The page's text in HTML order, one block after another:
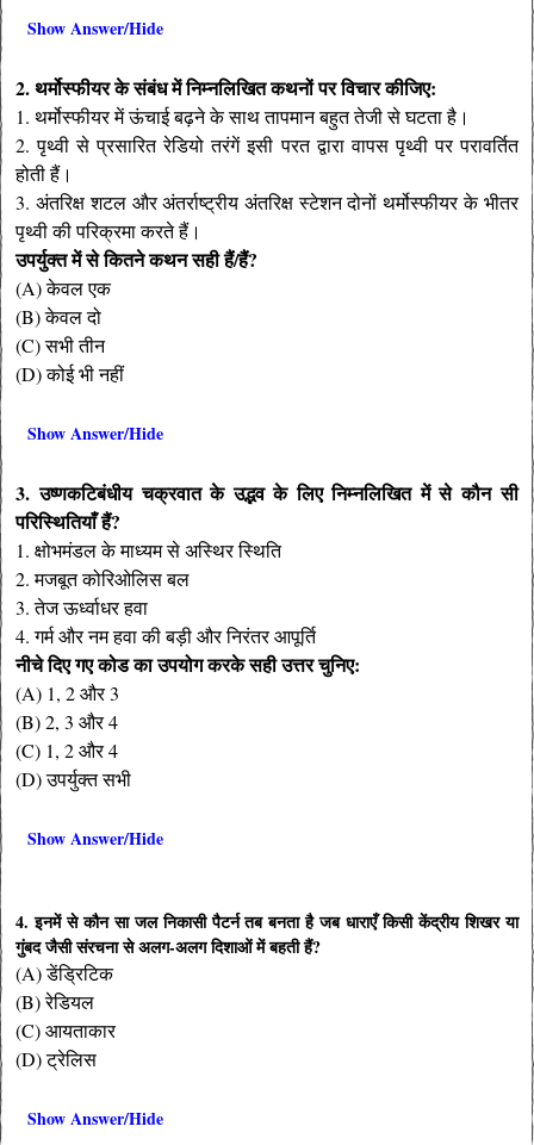
Show Answer/Hide
2. थर्मोस्फीयर के संबंध में निम्नलिखित कथनों पर विचार कीजिए:
1. थर्मोस्फीयर में ऊंचाई बढ़ने के साथ तापमान बहुत तेजी से घटता है।
2. पृथ्वी से प्रसारित रेडियो तरंगें इसी परत द्वारा वापस पृथ्वी पर परावर्तित
होती हैं।
3. अंतरिक्ष शटल और अंतर्राष्ट्रीय अंतरिक्ष स्टेशन दोनों थर्मोस्फीयर के भीतर
पृथ्वी की परिक्रमा करते हैं।
उपर्युक्त में से कितने कथन सही हैं/हैं?
(A) केवल एक
(B) केवल दो
(C) सभी तीन
(D) कोई भी नहीं
Show Answer/Hide
3. उष्णकटिबंधीय चक्रवात के उद्भव के लिए निम्नलिखित में से कौन सी
परिस्थितियाँ हैं?
1. क्षोभमंडल के माध्यम से अस्थिर स्थिति
2. मजबूत कोरिओलिस बल
3. तेज ऊर्ध्वाधर हवा
4. गर्म और नम हवा की बड़ी और निरंतर आपूर्ति
नीचे दिए गए कोड का उपयोग करके सही उत्तर चुनिए:
(A) 1, 2 और 3
(B) 2, 3 और 4
(C) 1, 2 और 4
(D) उपर्युक्त सभी
Show Answer/Hide
4. इनमें से कौन सा जल निकासी पैटर्न तब बनता है जब धाराएँ किसी केंद्रीय शिखर या
गुंबद जैसी संरचना से अलग-अलग दिशाओं में बहती हैं?
(A) डेंड्रिटिक
(B) रेडियल
(C) आयताकार
(D) ट्रेलिस
Show Answer/Hide